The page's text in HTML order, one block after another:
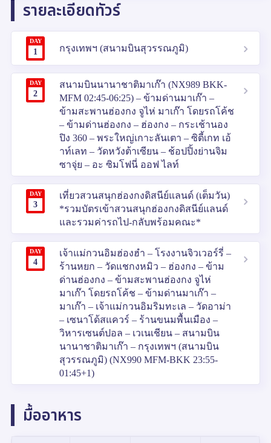
รายละเอียดทัวร์
DAY
1 กรุงเทพฯ (สนามบินสุวรรณภูมิ)
DAY
2
สนามบินนานาชาติมาเก๊า (NX989 BKK-
MFM 02:45-06:25) – ข้ามด่านมาเก๊า –
ข้ามสะพานฮ่องกง จูไห่ มาเก๊า โดยรถโค้ช
– ข้ามด่านฮ่องกง – ฮ่องกง – กระเช้านอง
ปิง 360 – พระใหญ่เกาะลันเตา – ซิตี้เกท เอ้
าท์เลท – วัดหวังต้าเซียน – ช้อปปิ้งย่านจิม
ซาจุ่ย – อะ ซิมโฟนี่ ออฟ ไลท์
DAY
3
เที่ยวสวนสนุกฮ่องกงดิสนีย์แลนด์ (เต็มวัน)
*รวมบัตรเข้าสวนสนุกฮ่องกงดิสนีย์แลนด์
และรวมค่ารถไป-กลับพร้อมคณะ*
DAY
4
เจ้าแม่กวนอิมฮ่องฮำ – โรงงานจิวเวอร์รี่ –
ร้านหยก – วัดแชกงหมิว – ฮ่องกง – ข้าม
ด่านฮ่องกง – ข้ามสะพานฮ่องกง จูไห่
มาเก๊า โดยรถโค้ช – ข้ามด่านมาเก๊า –
มาเก๊า – เจ้าแม่กวนอิมริมทะเล – วัดอาม่า
– เซนาโด้สแควร์ – ร้านขนมพื้นเมือง –
วิหารเซนต์ปอล – เวเนเชียน – สนามบิน
นานาชาติมาเก๊า – กรุงเทพฯ (สนามบิน
สุวรรณภูมิ) (NX990 MFM-BKK 23:55-
01:45+1)
มื้ออาหาร